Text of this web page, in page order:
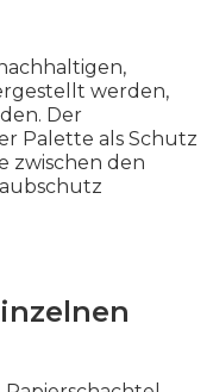
werden,
Der
Palette als Schutz
zwischen den